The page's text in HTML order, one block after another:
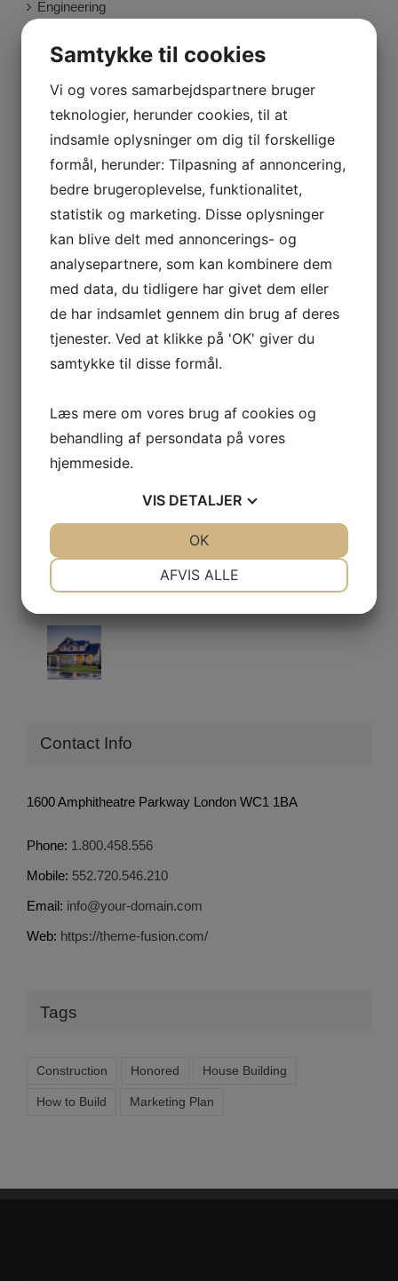
Engineering
Marketing
Seneste indlæg
September 2022
Maj 2022
Oktober 2019
Contact Info
1600 Amphitheatre Parkway London WC1 1BA
Phone: 1.800.458.556
Mobile: 552.720.546.210
Email: info@your-domain.com
Web: https://theme-fusion.com/
Tags
Construction Honored House Building
How to Build Marketing Plan
Samtykke til cookies
Vi og vores samarbejdspartnere bruger
teknologier, herunder cookies, til at
indsamle oplysninger om dig til forskellige
formål, herunder: Tilpasning af annoncering,
bedre brugeroplevelse, funktionalitet,
statistik og marketing. Disse oplysninger
kan blive delt med annoncerings- og
analysepartnere, som kan kombinere dem
med data, du tidligere har givet dem eller
de har indsamlet gennem din brug af deres
tjenester. Ved at klikke på 'OK' giver du
samtykke til disse formål.
Læs mere om vores brug af cookies og
behandling af persondata på vores
hjemmeside.
VIS DETALJER
MARKETING
AFVIS ALLE
OK